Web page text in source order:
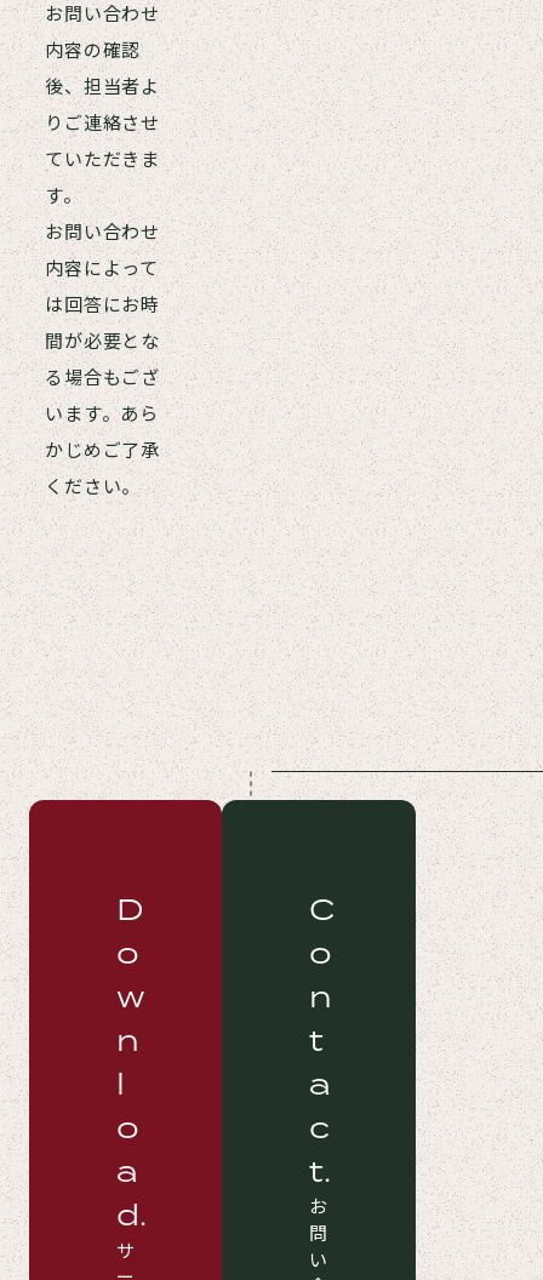
お問い合わせ
内容の確認
後、担当者よ
りご連絡させ
ていただきま
す。
お問い合わせ
内容によって
は回答にお時
間が必要とな
る場合もござ
います。あら
かじめご了承
ください。
D
O
W
N
L
O
A
D.
サ
C
O
N
T
A
C
T.
お
問
い